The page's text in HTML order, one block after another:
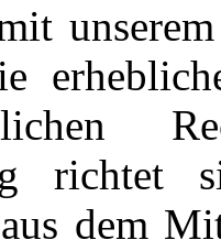
unserem
richtet
dem